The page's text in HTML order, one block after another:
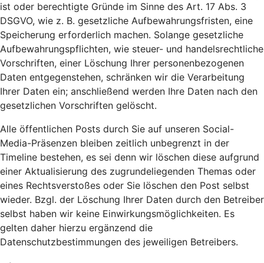
ist oder berechtigte Gründe im Sinne des Art. 17 Abs. 3
DSGVO, wie z. B. gesetzliche Aufbewahrungsfristen, eine
Speicherung erforderlich machen. Solange gesetzliche
Aufbewahrungspflichten, wie steuer- und handelsrechtliche
Vorschriften, einer Löschung Ihrer personenbezogenen
Daten entgegenstehen, schränken wir die Verarbeitung
Ihrer Daten ein; anschließend werden Ihre Daten nach den
gesetzlichen Vorschriften gelöscht.
Alle öffentlichen Posts durch Sie auf unseren Social-
Media-Präsenzen bleiben zeitlich unbegrenzt in der
Timeline bestehen, es sei denn wir löschen diese aufgrund
einer Aktualisierung des zugrundeliegenden Themas oder
eines Rechtsverstoßes oder Sie löschen den Post selbst
wieder. Bzgl. der Löschung Ihrer Daten durch den Betreiber
selbst haben wir keine Einwirkungsmöglichkeiten. Es
gelten daher hierzu ergänzend die
Datenschutzbestimmungen des jeweiligen Betreibers.